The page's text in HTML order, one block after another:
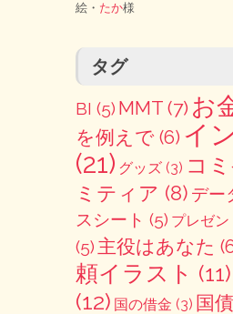
絵・ たか様
タグ
BI (5) MMT(7) お
を例えで(6) イ
(21) グッズ(3) コ
ミティア (8) デー
スシート (5) プレゼン
(5) 主役はあなた
頼イラスト (11)
(12) 国の借金 (3) 国債